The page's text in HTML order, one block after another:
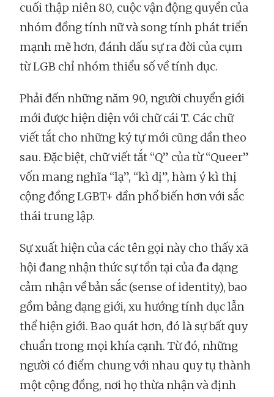
cuối thập niên 80, cuộc vận động quyền của
nhóm đồng tính nữ và song tính phát triển
mạnh mẽ hơn, đánh dấu sự ra đời của cụm
từ LGB chỉ nhóm thiểu số về tính dục.
Phải đến những năm 90, người chuyển giới
mới được hiện diện với chữ cái T. Các chữ
viết tắt cho những ký tự mới cũng dần theo
sau. Đặc biệt, chữ viết tắt “Q” của từ “Queer”
vốn mang nghĩa “lạ”, “kì dị”, hàm ý kì thị
cộng đồng LGBT+ dần phổ biến hơn với sắc
thái trung lập.
Sự xuất hiện của các tên gọi này cho thấy xã
hội đang nhận thức sự tồn tại của đa dạng
cảm nhận về bản sắc (sense of identity), bao
gồm bảng dạng giới, xu hướng tính dục lẫn
thể hiện giới. Bao quát hơn, đó là sự bất quy
chuẩn trong mọi khía cạnh. Từ đó, những
người có điểm chung với nhau quy tụ thành
một cộng đồng, nơi họ thừa nhận và định